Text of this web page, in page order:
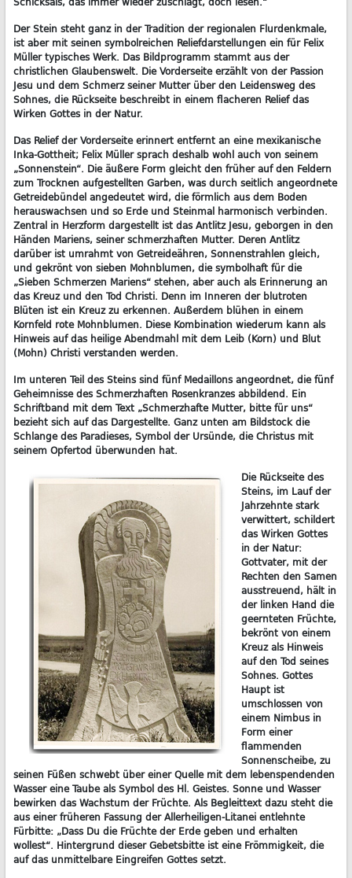
Der Stein steht ganz in der Tradition der regionalen Flurdenkmale,
ist aber mit seinen symbolreichen Reliefdarstellungen ein für Felix
Müller typisches Werk. Das Bildprogramm stammt aus der
christlichen Glaubenswelt. Die Vorderseite erzählt von der Passion
Jesu und dem Schmerz seiner Mutter über den Leidensweg des
Sohnes, die Rückseite beschreibt in einem flacheren Relief das
Wirken Gottes in der Natur.
Das Relief der Vorderseite erinnert entfernt an eine mexikanische
Inka-Gottheit; Felix Müller sprach deshalb wohl auch von seinem
„Sonnenstein“. Die äußere Form gleicht den früher auf den Feldern
zum Trocknen aufgestellten Garben, was durch seitlich angeordnete
Getreidebündel angedeutet wird, die förmlich aus dem Boden
herauswachsen und so Erde und Steinmal harmonisch verbinden.
Zentral in Herzform dargestellt ist das Antlitz Jesu, geborgen in den
Händen Mariens, seiner schmerzhaften Mutter. Deren Antlitz
darüber ist umrahmt von Getreideähren, Sonnenstrahlen gleich,
und gekrönt von sieben Mohnblumen, die symbolhaft für die
„Sieben Schmerzen Mariens“ stehen, aber auch als Erinnerung an
das Kreuz und den Tod Christi. Denn im Inneren der blutroten
Blüten ist ein Kreuz zu erkennen. Außerdem blühen in einem
Kornfeld rote Mohnblumen. Diese Kombination wiederum kann als
Hinweis auf das heilige Abendmahl mit dem Leib (Korn) und Blut
(Mohn) Christi verstanden werden.
Im unteren Teil des Steins sind fünf Medaillons angeordnet, die fünf
Geheimnisse des Schmerzhaften Rosenkranzes abbildend. Ein
Schriftband mit dem Text „Schmerzhafte Mutter, bitte für uns“
bezieht sich auf das Dargestellte. Ganz unten am Bildstock die
Schlange des Paradieses, Symbol der Ursünde, die Christus mit
seinem Opfertod überwunden hat.
Die Rückseite des
Steins, im Lauf der
Jahrzehnte stark
verwittert, schildert
das Wirken Gottes
in der Natur:
Gottvater, mit der
Rechten den Samen
ausstreuend, hält in
der linken Hand die
geernteten Früchte,
bekrönt von einem
Kreuz als Hinweis
auf den Tod seines
Sohnes. Gottes
Haupt ist
umschlossen von
einem Nimbus in
Form einer
flammenden
Sonnenscheibe, zu
seinen Füßen schwebt über einer Quelle mit dem lebenspendenden
Wasser eine Taube als Symbol des Hl. Geistes. Sonne und Wasser
bewirken das Wachstum der Früchte. Als Begleittext dazu steht die
aus einer früheren Fassung der Allerheiligen-Litanei entlehnte
Fürbitte: „Dass Du die Früchte der Erde geben und erhalten
wollest“. Hintergrund dieser Gebetsbitte ist eine Frömmigkeit, die
auf das unmittelbare Eingreifen Gottes setzt.